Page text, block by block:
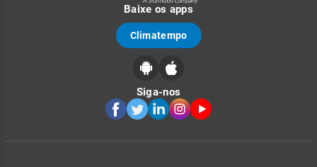
Baixe os apps
Climatempo
Siga-nos